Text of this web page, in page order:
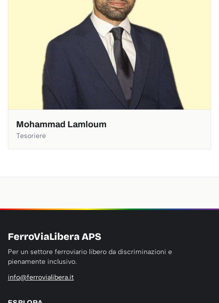
Mohammad Lamloum
Tesoriere
FerroViaLibera APS
Per un settore ferroviario libero da discriminazioni e
pienamente inclusivo.
info@ferrovialibera.it